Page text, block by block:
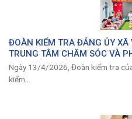
ĐOÀN KIỂM TRA ĐẢNG ỦY XÃ
TRUNG TÂM CHĂM SÓC VÀ
TÂM THẦN SỐ 2 HÀ NỘI
Ngày 13/4/2026, Đoàn kiểm tra
kiểm...